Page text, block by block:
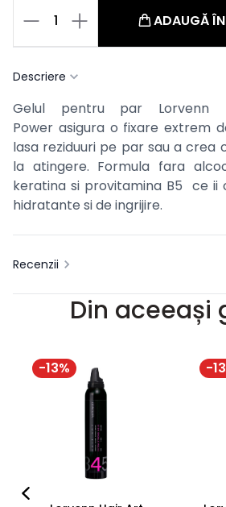
1 ADAUGĂ
Descriere
Gelul pentru par Lorvenn
Power asigura o fixare extrem
lasa reziduuri pe par sau a crea
la atingere. Formula fara
keratina si provitamina B5 ce
hidratante si de ingrijire.
Recenzii
Din aceeași
-13% -13